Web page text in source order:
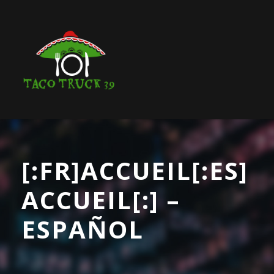
[:FR]ACCUEIL[:ES]
ACCUEIL[:] –
ESPAÑOL